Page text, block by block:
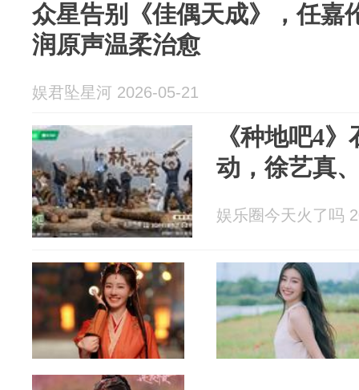
众星告别《佳偶天成》，任嘉
润原声温柔治愈
娱君坠星河 2026-05-21
《种地吧4
动，徐艺真
娱乐圈今天火了吗